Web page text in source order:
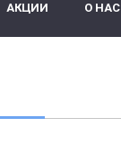
АКЦИИ О НАС